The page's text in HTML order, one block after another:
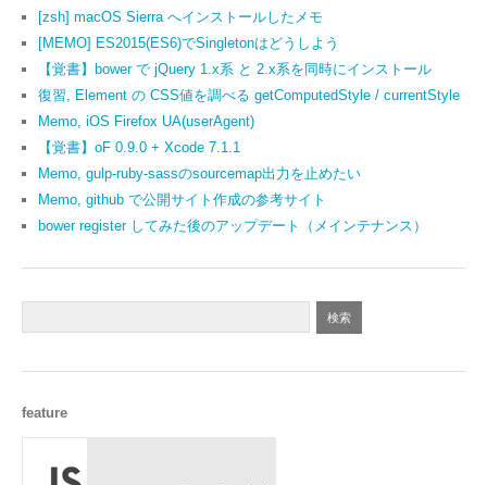
[zsh] macOS Sierra へインストールしたメモ
[MEMO] ES2015(ES6)でSingletonはどうしよう
【覚書】bower で jQuery 1.x系 と 2.x系を同時にインストール
復習, Element の CSS値を調べる getComputedStyle / currentStyle
Memo, iOS Firefox UA(userAgent)
【覚書】oF 0.9.0 + Xcode 7.1.1
Memo, gulp-ruby-sassのsourcemap出力を止めたい
Memo, github で公開サイト作成の参考サイト
bower register してみた後のアップデート（メインテナンス）
feature